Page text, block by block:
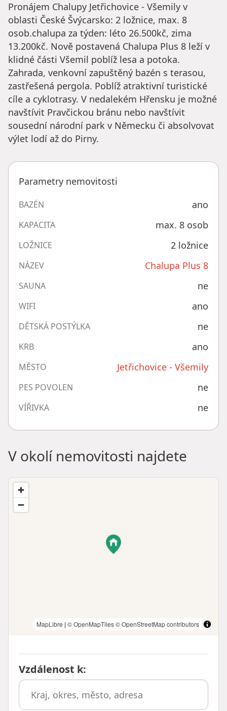
Pronájem Chalupy Jetřichovice - Všemily v
oblasti České Švýcarsko: 2 ložnice, max. 8
osob.chalupa za týden: léto 26.500kč, zima
13.200kč. Nově postavená Chalupa Plus 8 leží v
klidné části Všemil poblíž lesa a potoka.
Zahrada, venkovní zapuštěný bazén s terasou,
zastřešená pergola. Poblíž atraktivní turistické
cíle a cyklotrasy. V nedalekém Hřensku je možné
navštívit Pravčickou bránu nebo navštívit
sousední národní park v Německu či absolvovat
výlet lodí až do Pirny.
Parametry nemovitosti
BAZÉN ano
KAPACITA max. 8 osob
LOŽNICE 2 ložnice
NÁZEV Chalupa Plus 8
SAUNA ne
WIFI ano
DĚTSKÁ POSTÝLKA ne
KRB ano
MĚSTO Jetřichovice - Všemily
PES POVOLEN ne
VÍŘIVKA ne
V okolí nemovitosti najdete
MapLibre | © OpenMapTiles© OpenStreetMap contributors
Vzdálenost k: